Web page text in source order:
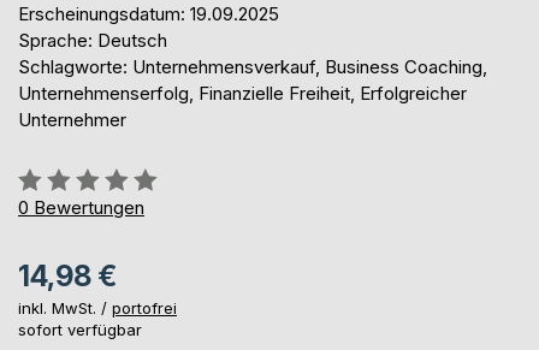
Erscheinungsdatum: 19.09.2025
Sprache: Deutsch
Schlagworte: Unternehmensverkauf, Business Coaching,
Unternehmenserfolg, Finanzielle Freiheit, Erfolgreicher
Unternehmer
Bewertung::
0%
0 Bewertungen
14,98 €
inkl. MwSt. / portofrei
sofort verfügbar